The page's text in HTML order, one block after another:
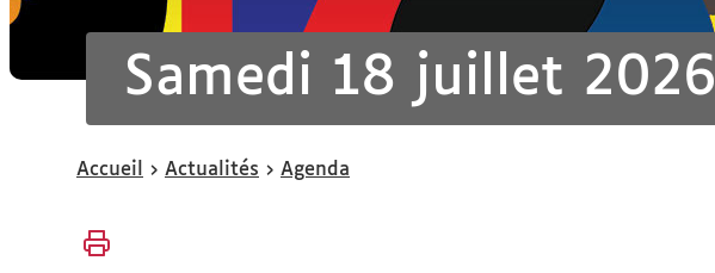
Samedi 18 juillet 2026
Vous
ici :
Accueil Actualités Agenda